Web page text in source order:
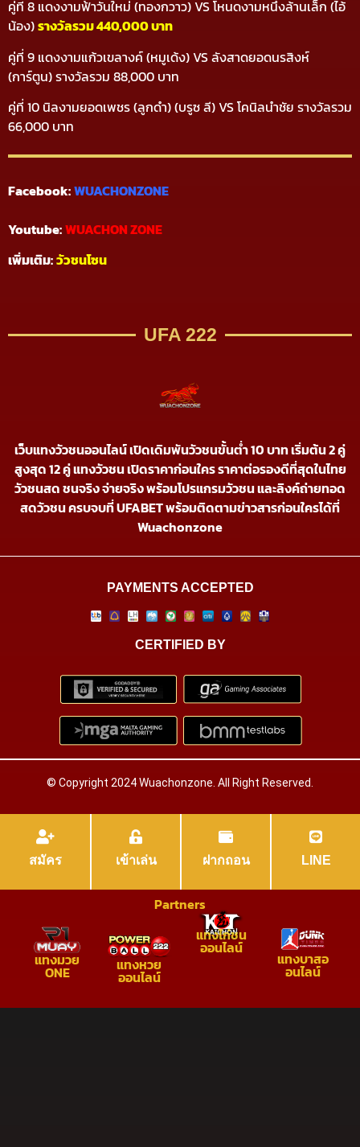
คู่ที่ 8 แดงงามฟ้าวันใหม่ (ทองกวาว) VS โหนดงามหนึ่งล้านเล็ก (ไอ้
น้อง)รางวัลรวม 440,000 บาท
คู่ที่ 9 แดงงามแก้วเขลางค์ (หมูเด้ง) VS ลังสาดยอดนรสิงห์
(การ์ตูน) รางวัลรวม 88,000 บาท
คู่ที่ 10 นิลงามยอดเพชร (ลูกดำ) (บรูซ ลี) VS โคนิลนําชัย รางวัลรวม
66,000 บาท
Facebook:WUACHONZONE
Youtube:WUACHON ZONE
เพิ่มเติม:วัวชนโซน
UFA 222
เว็บแทงวัวชนออนไลน์ เปิดเดิมพันวัวชนขั้นต่ำ 10 บาท เริ่มต้น 2 คู่
สูงสุด 12 คู่ แทงวัวชน เปิดราคาก่อนใคร ราคาต่อรองดีที่สุดในไทย
วัวชนสด ชนจริง จ่ายจริง พร้อมโปรแกรมวัวชน และลิงค์ถ่ายทอด
สดวัวชน ครบจบที่ UFABET พร้อมติดตามข่าวสารก่อนใครได้ที่
Wuachonzone
PAYMENTS ACCEPTED
CERTIFIED BY
© Copyright 2024 Wuachonzone. All Right Reserved.
สมัคร เข้าเล่น ฝากถอน LINE
Partners
แทงมวย
ONE แทงหวย
ออนไลน์
แทงไก่ชน
ออนไลน์
แทงบาสอ
อนไลน์